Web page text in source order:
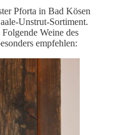
Pforta in Bad Kösen
Unstrut-Sortiment.
Weine des
empfehlen: